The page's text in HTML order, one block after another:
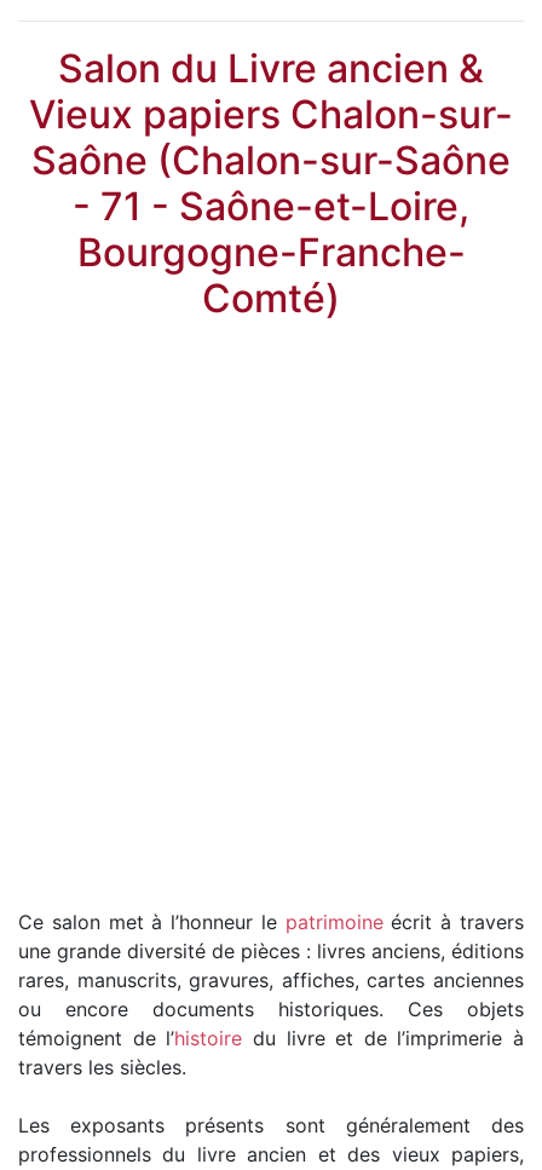
Salon du Livre ancien &
Vieux papiers Chalon-sur-
Saône (Chalon-sur-Saône
- 71 - Saône-et-Loire,
Bourgogne-Franche-
Comté)
Ce salon met à l’honneur le patrimoineécrit à travers
une grande diversité de pièces : livres anciens, éditions
rares, manuscrits, gravures, affiches, cartes anciennes
ou encore documents historiques. Ces objets
témoignent de l’histoire du livre et de l’imprimerie à
travers les siècles.
Les exposants présents sont généralement des
professionnels du livre ancien et des vieux papiers,